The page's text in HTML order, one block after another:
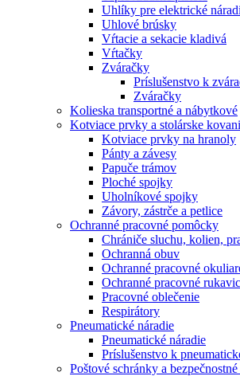
Uhlíky pre elektrické
Uhlové brúsky
Vŕtacie a sekacie kladivá
Vŕtačky
Zváračky
Príslušenstvo k
Zváračky
Kolieska transportné a nábytkové
Kotviace prvky a stolárske
Kotviace prvky na hranoly
Pánty a závesy
Papuče trámov
Ploché spojky
Uholníkové spojky
Závory, zástrče a petlice
Ochranné pracovné pomôcky
Chrániče sluchu, kolien,
Ochranná obuv
Ochranné pracovné
Ochranné pracovné
Pracovné oblečenie
Respirátory
Pneumatické náradie
Pneumatické náradie
Príslušenstvo k
Poštové schránky a